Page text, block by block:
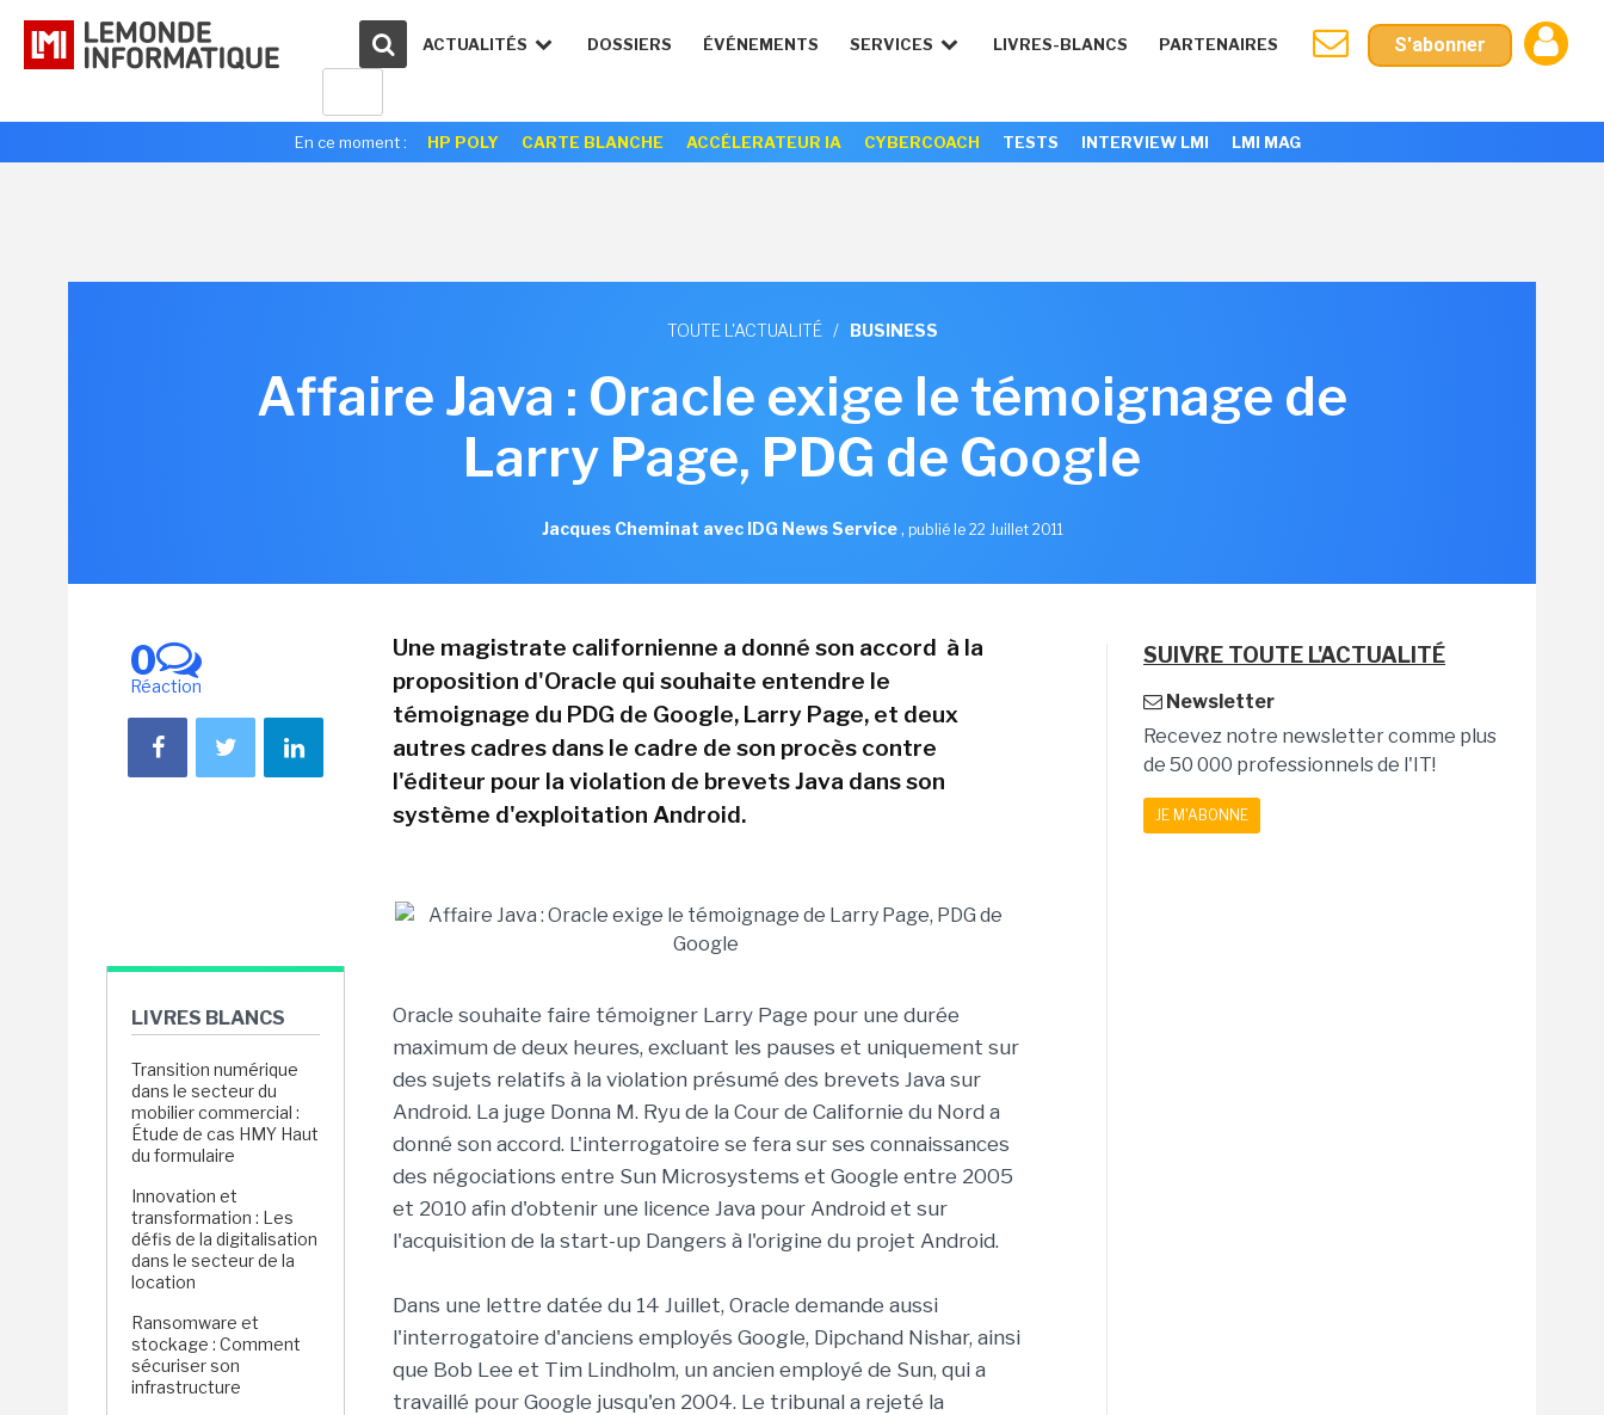
ACTUALITÉS DOSSIERS ÉVÉNEMENTS SERVICES LIVRES-BLANCS PARTENAIRES S'abonner
En ce moment : HP POLY CARTE BLANCHE ACCÉLERATEUR IA CYBERCOACH TESTS INTERVIEW LMI LMI MAG
TOUTE L'ACTUALITÉ / BUSINESS
Affaire Java : Oracle exige le témoignage de
Larry Page, PDG de Google
Jacques Cheminat avec IDG News Service, publié le 22 Juillet 2011
0
Réaction
LIVRES BLANCS
Transition numérique
dans le secteur du
mobilier commercial :
Étude de cas HMY Haut
du formulaire
Innovation et
transformation : Les
défis de la digitalisation
dans le secteur de la
location
Ransomware et
stockage : Comment
sécuriser son
infrastructure
Une magistrate californienne a donné son accord à la
proposition d'Oracle qui souhaite entendre le
témoignage du PDG de Google, Larry Page, et deux
autres cadres dans le cadre de son procès contre
l'éditeur pour la violation de brevets Java dans son
système d'exploitation Android.
Oracle souhaite faire témoigner Larry Page pour une durée
maximum de deux heures, excluant les pauses et uniquement sur
des sujets relatifs à la violation présumé des brevets Java sur
Android. La juge Donna M. Ryu de la Cour de Californie du Nord a
donné son accord. L'interrogatoire se fera sur ses connaissances
des négociations entre Sun Microsystems et Google entre 2005
et 2010 afin d'obtenir une licence Java pour Android et sur
l'acquisition de la start-up Dangers à l'origine du projet Android.
Dans une lettre datée du 14 Juillet, Oracle demande aussi
l'interrogatoire d'anciens employés Google, Dipchand Nishar, ainsi
que Bob Lee et Tim Lindholm, un ancien employé de Sun, qui a
travaillé pour Google jusqu'en 2004. Le tribunal a rejeté la
SUIVRE TOUTE L'ACTUALITÉ
Newsletter
Recevez notre newsletter comme plus
de 50 000 professionnels de l'IT!
JE M'ABONNE